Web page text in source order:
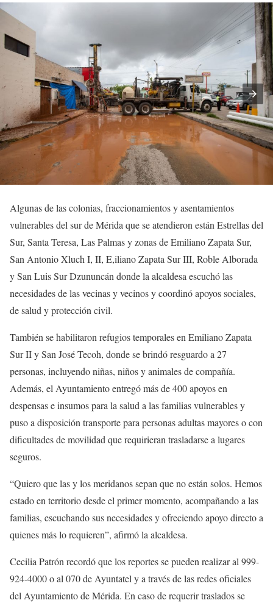
Algunas de las colonias, fraccionamientos y asentamientos
vulnerables del sur de Mérida que se atendieron están Estrellas del
Sur, Santa Teresa, Las Palmas y zonas de Emiliano Zapata Sur,
San Antonio Xluch I, II, E,iliano Zapata Sur III, Roble Alborada
y San Luis Sur Dzununcán donde la alcaldesa escuchó las
necesidades de las vecinas y vecinos y coordinó apoyos sociales,
de salud y protección civil.
También se habilitaron refugios temporales en Emiliano Zapata
Sur II y San José Tecoh, donde se brindó resguardo a 27
personas, incluyendo niñas, niños y animales de compañía.
Además, el Ayuntamiento entregó más de 400 apoyos en
despensas e insumos para la salud a las familias vulnerables y
puso a disposición transporte para personas adultas mayores o con
dificultades de movilidad que requirieran trasladarse a lugares
seguros.
“Quiero que las y los meridanos sepan que no están solos. Hemos
estado en territorio desde el primer momento, acompañando a las
familias, escuchando sus necesidades y ofreciendo apoyo directo a
quienes más lo requieren”, afirmó la alcaldesa.
Cecilia Patrón recordó que los reportes se pueden realizar al 999-
924-4000 o al 070 de Ayuntatel y a través de las redes oficiales
del Ayuntamiento de Mérida. En caso de requerir traslados se